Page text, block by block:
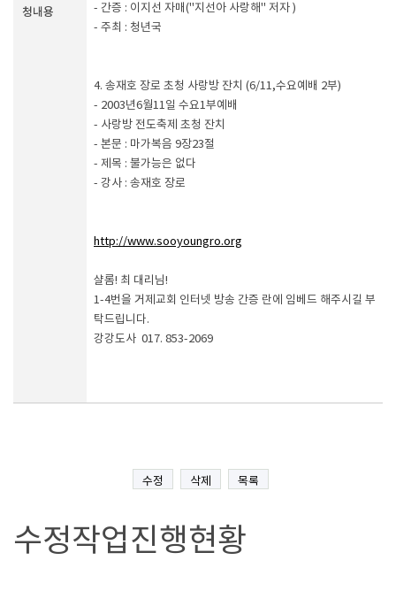
청내용
- 간증 : 이지선 자매("지선아 사랑해" 저자 )
- 주최 : 청년국
4. 송재호 장로 초청 사랑방 잔치 (6/11,수요예배 2부)
- 2003년6월11일 수요1부예배
- 사랑방 전도축제 초청 잔치
- 본문 : 마가복음 9장23절
- 제목 : 불가능은 없다
- 강사 : 송재호 장로
http://www.sooyoungro.org
샬롬! 최 대리님!
1-4번을 거제교회 인터넷 방송 간증 란에 임베드 해주시길 부
탁드립니다.
강강도사 017. 853-2069
수정 삭제 목록
수정작업진행현황